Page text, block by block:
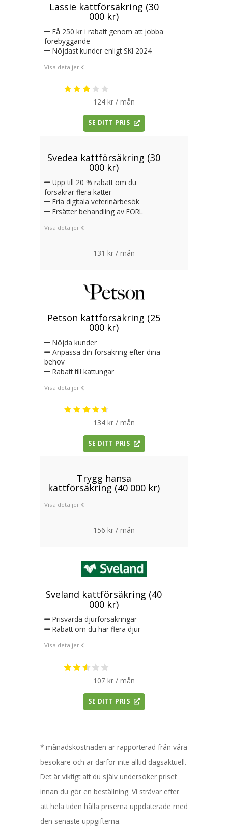
Lassie kattförsäkring (30
000 kr)
Få 250 kr i rabatt genom att jobba
förebyggande
Nöjdast kunder enligt SKI 2024
Visa detaljer
124 kr / mån
SE DITT PRIS
Svedea kattförsäkring (30
000 kr)
Upp till 20 % rabatt om du
försäkrar flera katter
Fria digitala veterinärbesök
Ersätter behandling av FORL
Visa detaljer
131 kr / mån
Petson kattförsäkring (25
000 kr)
Nöjda kunder
Anpassa din försäkring efter dina
behov
Rabatt till kattungar
Visa detaljer
134 kr / mån
SE DITT PRIS
Trygg hansa
kattförsäkring (40 000 kr)
Visa detaljer
156 kr / mån
Sveland kattförsäkring (40
000 kr)
Prisvärda djurförsäkringar
Rabatt om du har flera djur
Visa detaljer
107 kr / mån
SE DITT PRIS
* månadskostnaden är rapporterad från våra
besökare och är därför inte alltid dagsaktuell.
Det är viktigt att du själv undersöker priset
innan du gör en beställning. Vi strävar efter
att hela tiden hålla priserna uppdaterade med
den senaste uppgifterna.